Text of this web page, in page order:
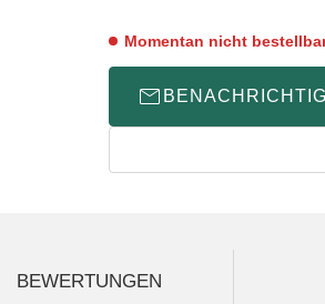
Momentan nicht
BEWERTUNGEN